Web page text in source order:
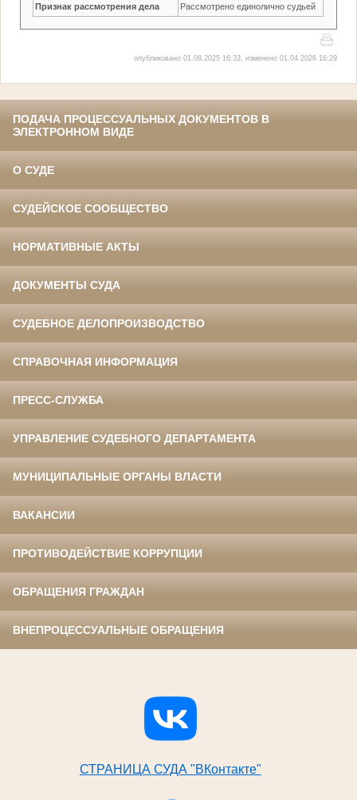
Признак рассмотрения дела Рассмотрено единолично судьей
опубликовано 01.08.2025 16:33, изменено 01.04.2026 16:29
ПОДАЧА ПРОЦЕССУАЛЬНЫХ ДОКУМЕНТОВ В
ЭЛЕКТРОННОМ ВИДЕ
О СУДЕ
СУДЕЙСКОЕ СООБЩЕСТВО
НОРМАТИВНЫЕ АКТЫ
ДОКУМЕНТЫ СУДА
СУДЕБНОЕ ДЕЛОПРОИЗВОДСТВО
СПРАВОЧНАЯ ИНФОРМАЦИЯ
ПРЕСС-СЛУЖБА
УПРАВЛЕНИЕ СУДЕБНОГО ДЕПАРТАМЕНТА
МУНИЦИПАЛЬНЫЕ ОРГАНЫ ВЛАСТИ
ВАКАНСИИ
ПРОТИВОДЕЙСТВИЕ КОРРУПЦИИ
ОБРАЩЕНИЯ ГРАЖДАН
ВНЕПРОЦЕССУАЛЬНЫЕ ОБРАЩЕНИЯ
СТРАНИЦА СУДА "ВКонтакте"